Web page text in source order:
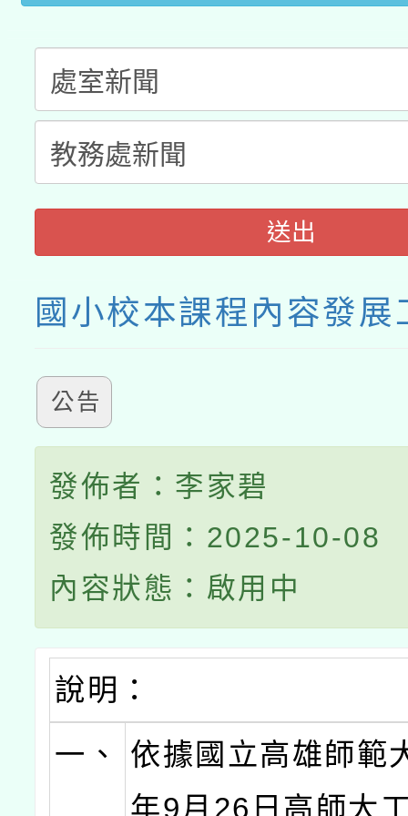
送出
國小校本課程內容發展
公告
發佈者：李家碧
發佈時間：2025-10-08
內容狀態：啟用中
說明：
一、
依據國立高雄師範
年9月26日高師大